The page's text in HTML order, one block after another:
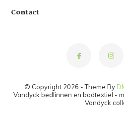
Contact
© Copyright 2026 - Theme By
Vandyck bedlinnen en badtextiel -
Vandyck